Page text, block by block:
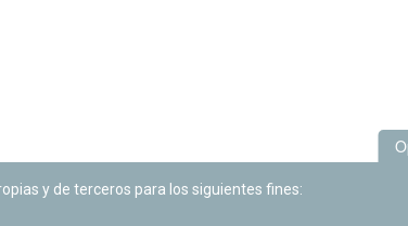
y de terceros para los siguientes fines: